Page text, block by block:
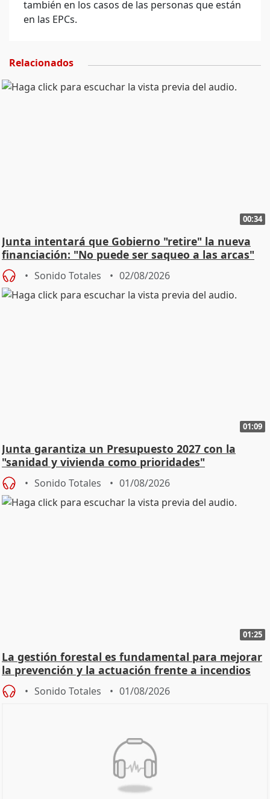
también en los casos de las personas que están
en las EPCs.
Relacionados
00:34
Junta intentará que Gobierno "retire" la nueva
financiación: "No puede ser saqueo a las arcas"
Sonido Totales 02/08/2026
01:09
Junta garantiza un Presupuesto 2027 con la
"sanidad y vivienda como prioridades"
Sonido Totales 01/08/2026
01:25
La gestión forestal es fundamental para mejorar
la prevención y la actuación frente a incendios
Sonido Totales 01/08/2026